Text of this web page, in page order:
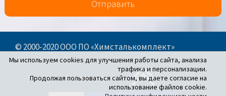
Мы используем cookies для улучшения работы сайта, анализа
трафика и персонализации.
Продолжая пользоваться сайтом, вы даете согласие на
использование файлов cookie.
Отправить
© 2000-2020 ООО ПО «Химсталькомплект»
Политика конфиденциальности